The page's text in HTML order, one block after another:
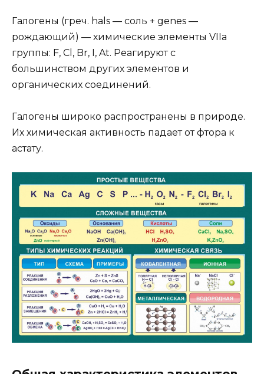
Галогены (греч. hals — соль + genes —
рождающий) — химические элементы VIIa
группы: F, Cl, Br, I, At. Реагируют с
большинством других элементов и
органических соединений.
Галогены широко распространены в природе.
Их химическая активность падает от фтора к
астату.